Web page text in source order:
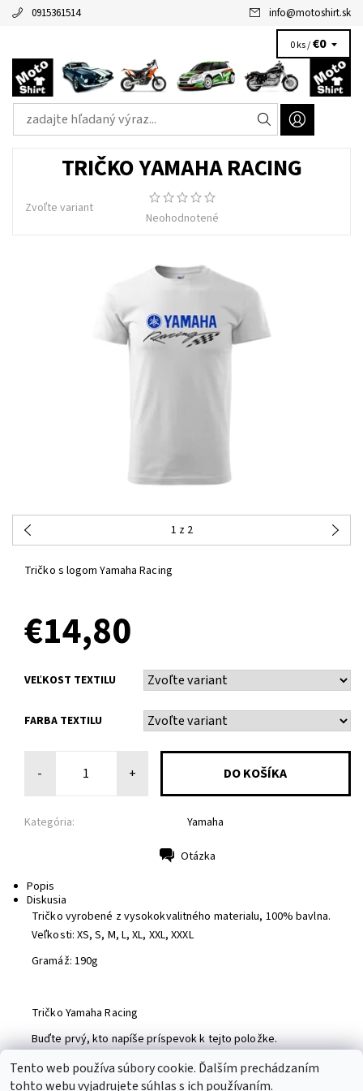
0915361514 info@motoshirt.sk
0 ks /€0
TRIČKO YAMAHA RACING
Zvoľte variant
Neohodnotené
1 z 2
Tričko s logom Yamaha Racing
€14,80
VEĽKOST TEXTILU
FARBA TEXTILU
- +
Kategória: Yamaha
Otázka
Popis
Diskusia
Tričko vyrobené z vysokokvalitného materialu, 100% bavlna.
Veľkosti: XS, S, M, L, XL, XXL, XXXL
Gramáž: 190g
Tričko Yamaha Racing
Buďte prvý, kto napíše príspevok k tejto položke.
Pridať komentár
Tento web používa súbory cookie. Ďalším prechádzaním
tohto webu vyjadrujete súhlas s ich používaním.